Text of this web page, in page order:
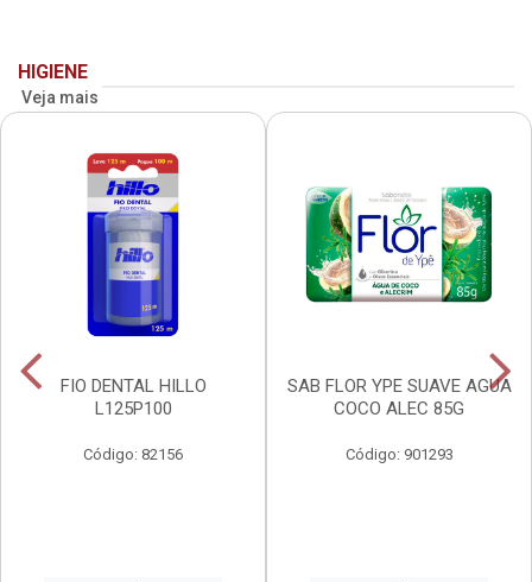
HIGIENE
Veja mais
FIO DENTAL HILLO
L125P100
Código: 82156
SAB FLOR YPE SUAVE AGUA
COCO ALEC 85G
Código: 901293